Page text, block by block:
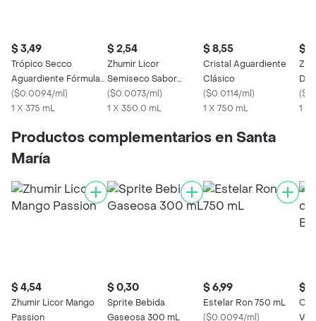
$ 3,49
Trópico Secco
Aguardiente Fórmula
Original
($0.0094/ml)
1 X 375 mL
$ 2,54
Zhumir Licor
Semiseco Sabor
Durazno
($0.0073/ml)
1 X 350.0 mL
$ 8,55
Cristal Aguardiente
Clásico
($0.0114/ml)
1 X 750 mL
$
(
1 X
Productos complementarios en Santa
María
$ 4,54
Zhumir Licor Mango
Passion
$ 0,30
Sprite Bebida
Gaseosa 300 mL
$ 6,99
Estelar Ron 750 mL
($0.0094/ml)
$